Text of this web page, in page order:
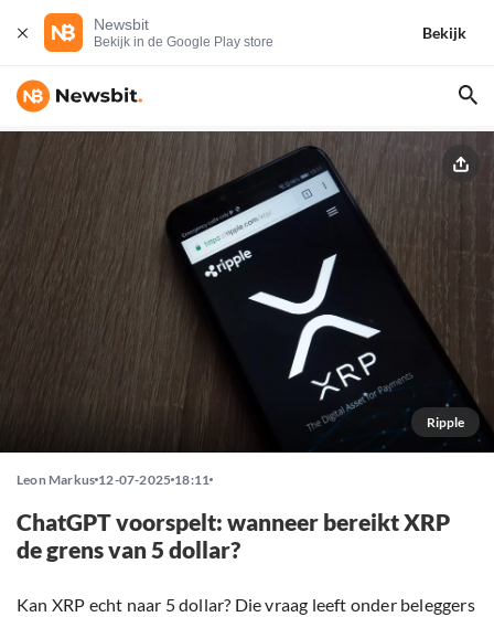
Newsbit
Bekijk in de Google Play store
Bekijk
Ripple
Leon Markus 12-07-2025 18:11
ChatGPT voorspelt: wanneer bereikt XRP
de grens van 5 dollar?
Kan XRP echt naar 5 dollar? Die vraag leeft onder beleggers